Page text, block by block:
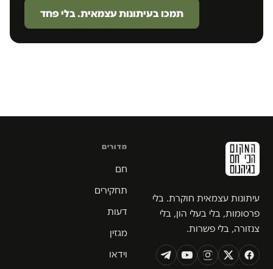
תמכו בעיתונות עצמאית. בלי פחד
עיתונות עצמאית חוקרת. בלי
פרסומות, בלי בעלי הון, בלי
צנזורה, בלי פשרות.
מדורים
חם
תחקירים
דעות
מגזין
וידאו